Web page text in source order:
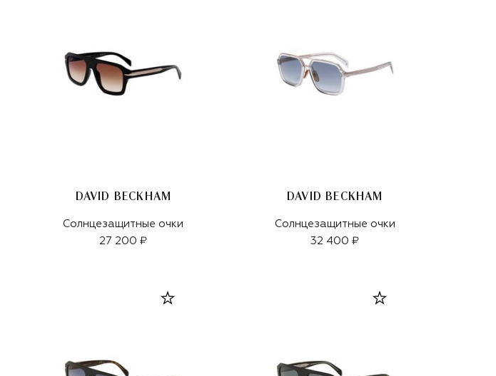
DAVID BECKHAM
Солнцезащитные очки
27 200 ₽
DAVID BECKHAM
Солнцезащитные очки
32 400 ₽